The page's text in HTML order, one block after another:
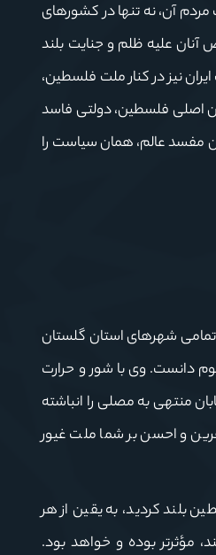
آن، نه تنها در کشورهای
آنان علیه ظلم و جنایت بلند
نیز در کنار ملت فلسطین،
اصلی فلسطین، دولتی فاسد
مفسد عالم، همان سیاست را
تمامی شهرهای استان گلستان
دانست. وی با شور و حرارت
منتهی به مصلی را انباشته
و احسن بر شما ملت غیور
بلند کردید، به یقین از هر
مؤثرتر بوده و خواهد بود.